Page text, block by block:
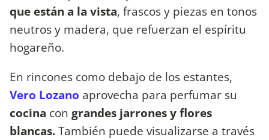
que están a la vista, frascos y piezas en tonos
neutros y madera, que refuerzan el espíritu
hogareño.
En rincones como debajo de los estantes,
Vero Lozano aprovecha para perfumar su
cocina con grandes jarrones y flores
blancas.También puede visualizarse a través